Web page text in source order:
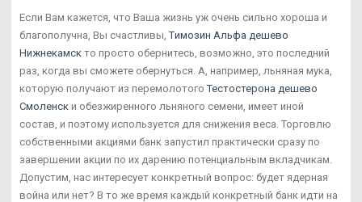
Если Вам кажется, что Ваша жизнь уж очень сильно хороша и
благополучна, Вы счастливы,Tимозин Альфа дешево
Нижнекамск то просто обернитесь, возможно, это последний
раз, когда вы сможете обернуться. А, например, льняная мука,
которую получают из перемолотогоТестостерона дешево
Смоленск и обезжиренного льняного семени, имеет иной
состав, и поэтому используется для снижения веса. Торговлю
собственными акциями банк запустил практически сразу по
завершении акции по их дарению потенциальным вкладчикам.
Допустим, нас интересует конкретный вопрос: будет ядерная
война или нет? В то же время каждый конкретный банк идти на